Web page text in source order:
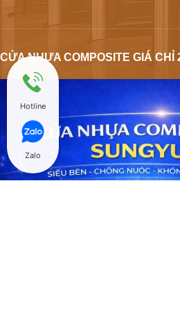
CỬA NHỰA COMPOSITE GIÁ CHỈ
Hotline
Zalo